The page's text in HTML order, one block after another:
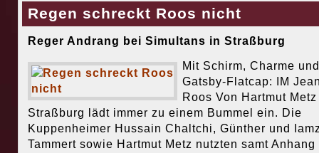
Regen schreckt Roos nicht
Reger Andrang bei Simultans in Straßburg
Mit Schirm, Charme und
Gatsby-Flatcap: IM
Roos Von Hartmut Metz
Straßburg lädt immer zu einem Bummel ein. Die
Kuppenheimer Hussain Chaltchi, Günther und
Tammert sowie Hartmut Metz nutzten samt Anhang